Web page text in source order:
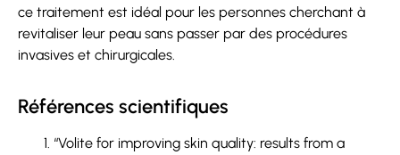
ce traitement est idéal pour les personnes cherchant à
revitaliser leur peau sans passer par des procédures
invasives et chirurgicales.
Références scientifiques
“Volite for improving skin quality: results from a